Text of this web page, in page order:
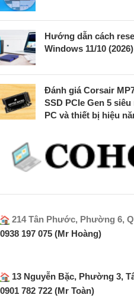
Hướng dẫn cách
Windows 11/10 (2026)
Đánh giá Corsair
SSD PCIe Gen 5
PC và thiết bị hiệu
214 Tân Phước, Phường 6,
0938 197 075 (Mr Hoàng)
13 Nguyễn Bặc, Phường 3,
0901 782 722 (Mr Toàn)